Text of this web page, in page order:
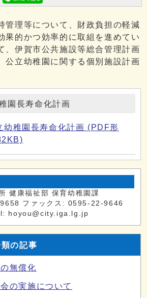
理等について、財政負担の軽減
果的かつ効率的に取組を進めてい
、伊賀市公共施設等総合管理計画
公立幼稚園に関する個別施設計画
園長寿命化計画
幼稚園長寿命化計画 (PDF形
健康福祉部 保育幼稚園課
ファックス: 0595-22-9646
hoyou@city.iga.lg.jp
の記事
無償化
の実施について